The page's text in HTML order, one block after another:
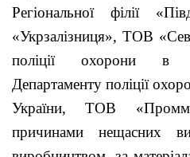
Регіональної філії
«Укрзалізниця», ТОВ
поліції охорони в
Департаменту поліції
України, ТОВ
причинами нещасних